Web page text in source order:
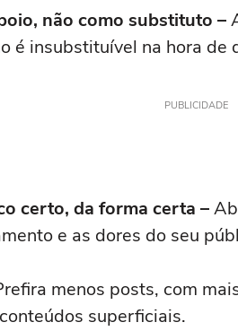
não como substituto –
é insubstituível na hora
PUBLICIDADE
certo, da forma certa –
e as dores do seu
menos posts, com
superficiais.